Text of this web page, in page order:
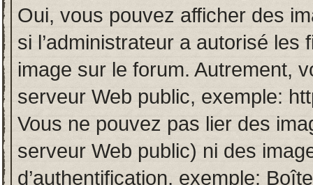
Oui, vous pouvez afficher des
si l’administrateur a autorisé
image sur le forum. Autrement,
serveur Web public, exemple:
Vous ne pouvez pas lier des
serveur Web public) ni des
d’authentification, exemple: